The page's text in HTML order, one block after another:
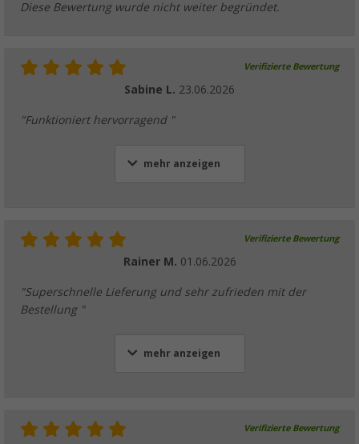
Diese Bewertung wurde nicht weiter begründet.
Verifizierte Bewertung
Sabine L. 23.06.2026
"Funktioniert hervorragend "
mehr anzeigen
Verifizierte Bewertung
Rainer M. 01.06.2026
"Superschnelle Lieferung und sehr zufrieden mit der
Bestellung "
mehr anzeigen
Verifizierte Bewertung